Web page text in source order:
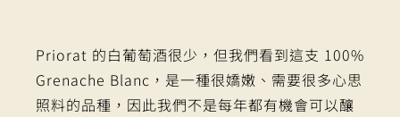
Priorat 的白葡萄酒很少，但我們看到這支 100%
Grenache Blanc，是一種很嬌嫩、需要很多心思
照料的品種，因此我們不是每年都有機會可以釀